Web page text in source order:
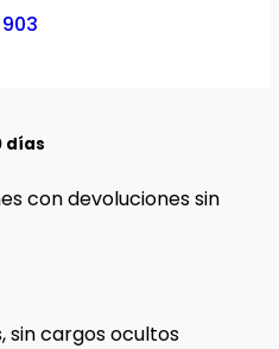
días
con devoluciones sin
sin cargos ocultos